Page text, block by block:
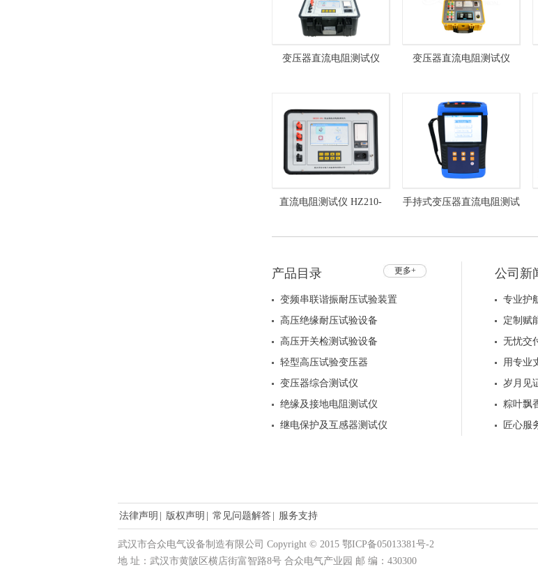
变压器直流电阻测试仪 变压器直流电阻测试仪
直流电阻测试仪 HZ210- 手持式变压器直流电阻测试
更多+
产品目录
变频串联谐振耐压试验装置
高压绝缘耐压试验设备
高压开关检测试验设备
轻型高压试验变压器
变压器综合测试仪
绝缘及接地电阻测试仪
继电保护及互感器测试仪
公司新
专业护
定制赋
无忧交
用专业
岁月见
粽叶飘
匠心服
法律声明 版权声明 常见问题解答 服务支持
武汉市合众电气设备制造有限公司 Copyright © 2015 鄂ICP备05013381号-2
地 址：武汉市黄陂区横店街富智路8号 合众电气产业园 邮 编：430300